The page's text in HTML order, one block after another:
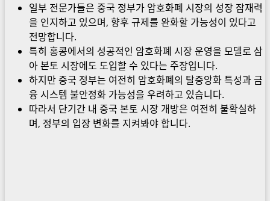
일부 전문가들은 중국 정부가 암호화폐 시장의 성장 잠재력
을 인지하고 있으며, 향후 규제를 완화할 가능성이 있다고
전망합니다.
특히 홍콩에서의 성공적인 암호화폐 시장 운영을 모델로 삼
아 본토 시장에도 도입할 수 있다는 주장입니다.
하지만 중국 정부는 여전히 암호화폐의 탈중앙화 특성과 금
융 시스템 불안정화 가능성을 우려하고 있습니다.
따라서 단기간 내 중국 본토 시장 개방은 여전히 불확실하
며, 정부의 입장 변화를 지켜봐야 합니다.